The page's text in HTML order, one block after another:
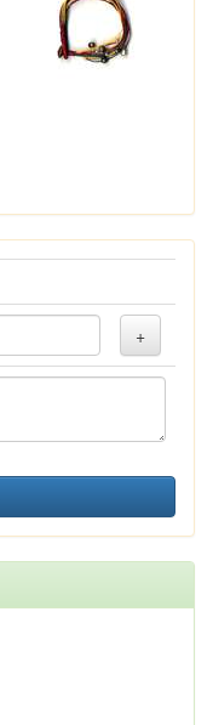
+